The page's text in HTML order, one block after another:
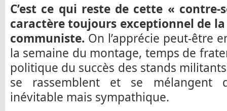
C’est ce qui reste de cette «
caractère toujours exceptionnel de la
communiste. On l’apprécie peut-être
la semaine du montage, temps de
politique du succès des stands
se rassemblent et se mélangent
inévitable mais sympathique.